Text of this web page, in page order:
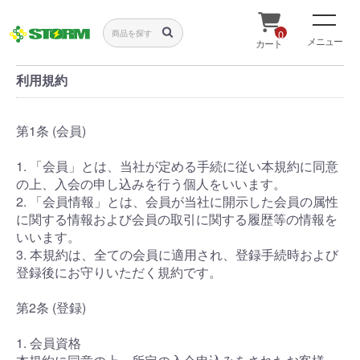
0
カート メニュー
利用規約
第1条 (会員)
1. 「会員」とは、当社が定める手続に従い本規約に同意
の上、入会の申し込みを行う個人をいいます。
2. 「会員情報」とは、会員が当社に開示した会員の属性
に関する情報および会員の取引に関する履歴等の情報を
いいます。
3. 本規約は、全ての会員に適用され、登録手続時および
登録後にお守りいただく規約です。
第2条 (登録)
1. 会員資格